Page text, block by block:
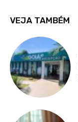
VEJA TAMBÉM